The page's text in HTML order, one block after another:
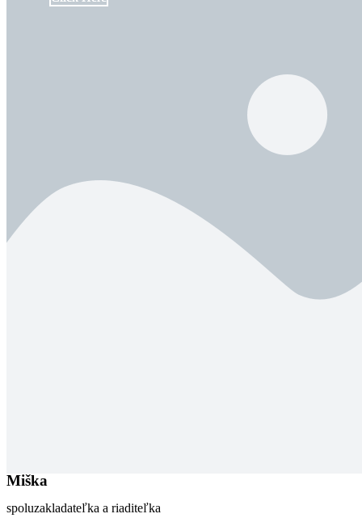
Miška
spoluzakladateľka a riaditeľka